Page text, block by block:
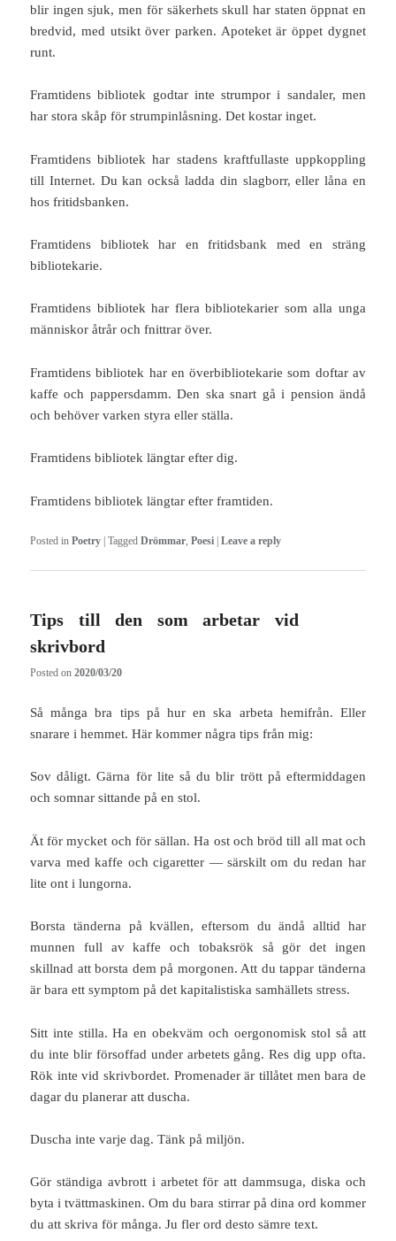
blir ingen sjuk, men för säkerhets skull har staten öppnat en
bredvid, med utsikt över parken. Apoteket är öppet dygnet
runt.
Framtidens bibliotek godtar inte strumpor i sandaler, men
har stora skåp för strumpinlåsning. Det kostar inget.
Framtidens bibliotek har stadens kraftfullaste uppkoppling
till Internet. Du kan också ladda din slagborr, eller låna en
hos fritidsbanken.
Framtidens bibliotek har en fritidsbank med en sträng
bibliotekarie.
Framtidens bibliotek har flera bibliotekarier som alla unga
människor åtrår och fnittrar över.
Framtidens bibliotek har en överbibliotekarie som doftar av
kaffe och pappersdamm. Den ska snart gå i pension ändå
och behöver varken styra eller ställa.
Framtidens bibliotek längtar efter dig.
Framtidens bibliotek längtar efter framtiden.
Posted in Poetry |Tagged Drömmar,Poesi |Leave a reply
Tips till den som arbetar vid
skrivbord
Posted on2020/03/20
Så många bra tips på hur en ska arbeta hemifrån. Eller
snarare i hemmet. Här kommer några tips från mig:
Sov dåligt. Gärna för lite så du blir trött på eftermiddagen
och somnar sittande på en stol.
Ät för mycket och för sällan. Ha ost och bröd till all mat och
varva med kaffe och cigaretter — särskilt om du redan har
lite ont i lungorna.
Borsta tänderna på kvällen, eftersom du ändå alltid har
munnen full av kaffe och tobaksrök så gör det ingen
skillnad att borsta dem på morgonen. Att du tappar tänderna
är bara ett symptom på det kapitalistiska samhällets stress.
Sitt inte stilla. Ha en obekväm och oergonomisk stol så att
du inte blir försoffad under arbetets gång. Res dig upp ofta.
Rök inte vid skrivbordet. Promenader är tillåtet men bara de
dagar du planerar att duscha.
Duscha inte varje dag. Tänk på miljön.
Gör ständiga avbrott i arbetet för att dammsuga, diska och
byta i tvättmaskinen. Om du bara stirrar på dina ord kommer
du att skriva för många. Ju fler ord desto sämre text.